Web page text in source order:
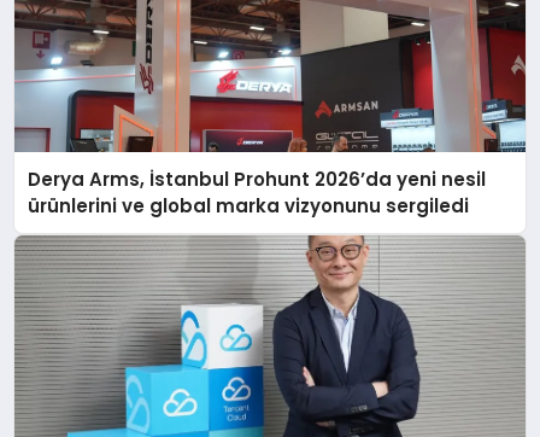
Derya Arms, İstanbul Prohunt 2026’da yeni nesil
ürünlerini ve global marka vizyonunu sergiledi